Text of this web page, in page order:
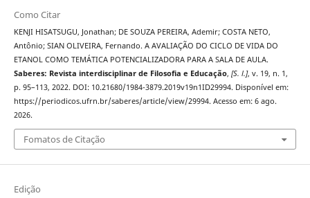
Como Citar
KENJI HISATSUGU, Jonathan; DE SOUZA PEREIRA, Ademir; COSTA NETO,
Antônio; SIAN OLIVEIRA, Fernando. A AVALIAÇÃO DO CICLO DE VIDA DO
ETANOL COMO TEMÁTICA POTENCIALIZADORA PARA A SALA DE AULA.
Saberes: Revista interdisciplinar de Filosofia e Educação, [S. l.], v. 19, n. 1,
p. 95–113, 2022. DOI: 10.21680/1984-3879.2019v19n1ID29994. Disponível em:
https://periodicos.ufrn.br/saberes/article/view/29994. Acesso em: 6 ago.
2026.
Fomatos de Citação
Edição